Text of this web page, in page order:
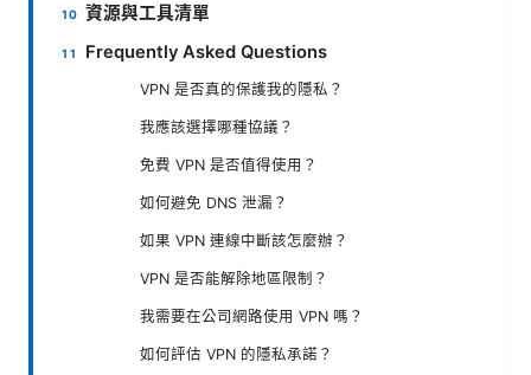
資源與工具清單
Frequently Asked Questions
VPN 是否真的保護我的隱私？
我應該選擇哪種協議？
免費 VPN 是否值得使用？
如何避免 DNS 泄漏？
如果 VPN 連線中斷該怎麼辦？
VPN 是否能解除地區限制？
我需要在公司網路使用 VPN 嗎？
如何評估 VPN 的隱私承諾？